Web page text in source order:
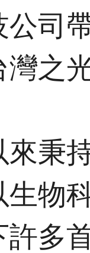
公司
灣之
秉
生物
多